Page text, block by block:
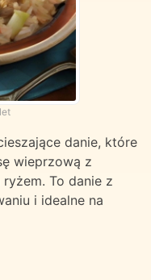
danie, które
wieprzową z
ryżem. To danie z
i idealne na